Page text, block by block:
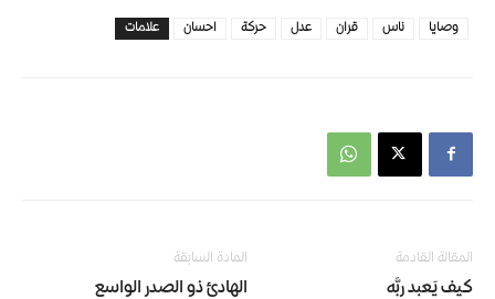
علامات احسان حركة عدل قران ناس وصايا
المادة السابقة
الهادئ ذو الصدر الواسع
المقالة القادمة
كيف يَعبد ربَّه